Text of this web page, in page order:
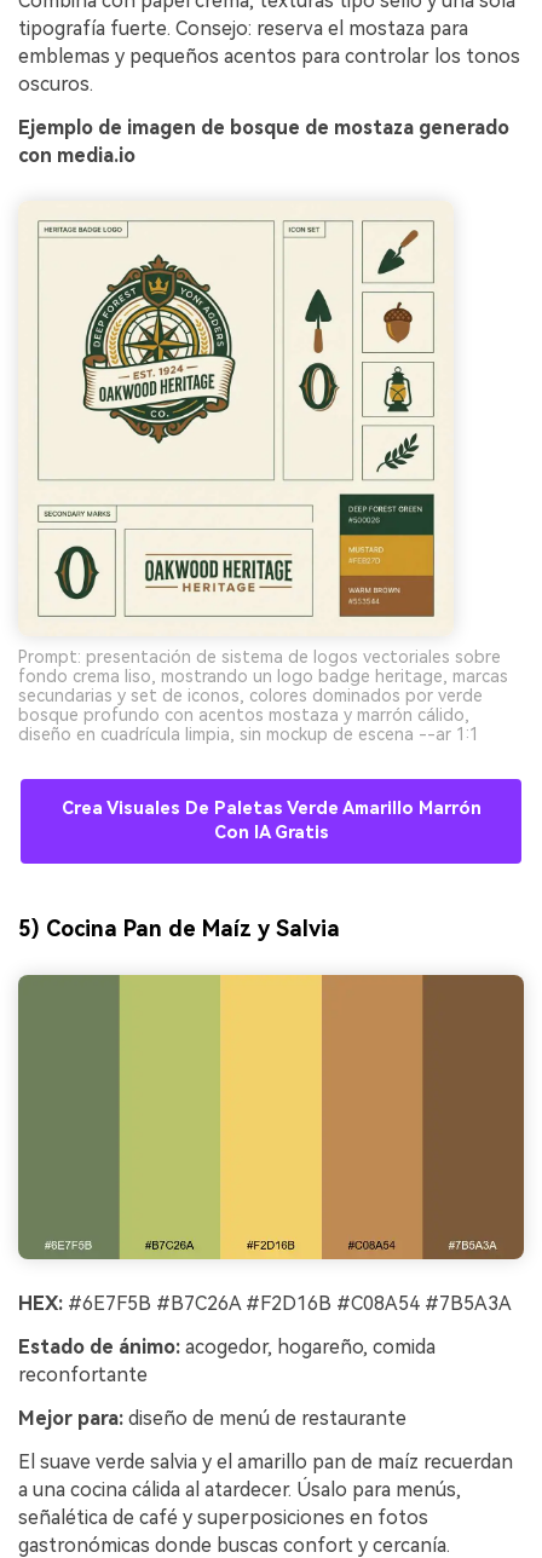
tipografía fuerte. Consejo: reserva el mostaza para
emblemas y pequeños acentos para controlar los tonos
oscuros.
Ejemplo de imagen de bosque de mostaza generado
con media.io
Prompt: presentación de sistema de logos vectoriales sobre
fondo crema liso, mostrando un logo badge heritage, marcas
secundarias y set de iconos, colores dominados por verde
bosque profundo con acentos mostaza y marrón cálido,
diseño en cuadrícula limpia, sin mockup de escena --ar 1:1
Crea Visuales De Paletas Verde Amarillo Marrón
Con IA Gratis
5) Cocina Pan de Maíz y Salvia
HEX: #6E7F5B #B7C26A #F2D16B #C08A54 #7B5A3A
Estado de ánimo: acogedor, hogareño, comida
reconfortante
Mejor para: diseño de menú de restaurante
El suave verde salvia y el amarillo pan de maíz recuerdan
a una cocina cálida al atardecer. Úsalo para menús,
señalética de café y superposiciones en fotos
gastronómicas donde buscas confort y cercanía.